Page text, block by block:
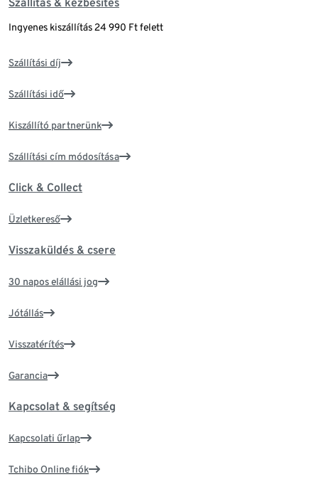
Ingyenes kiszállítás 24 990 Ft felett
Szállítási díj
Szállítási idő
Kiszállító partnerünk
Szállítási cím módosítása
Click & Collect
Üzletkereső
Visszaküldés & csere
30 napos elállási jog
Jótállás
Visszatérítés
Garancia
Kapcsolat & segítség
Kapcsolati űrlap
Tchibo Online fiók